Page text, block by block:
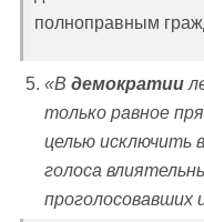
полноправным
«Вдемократии
только равное
целью исключить
голоса
проголосовавших